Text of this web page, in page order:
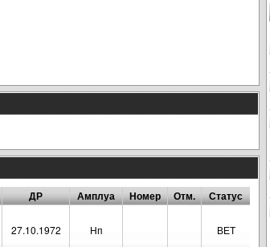
ДР Амплуа Номер Отм. Статус
27.10.1972 Нп ВЕТ